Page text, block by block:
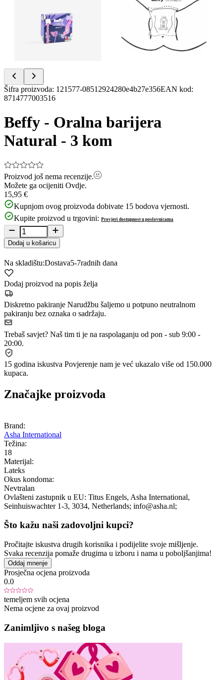
Item
1
2
Šifra proizvoda: 121577-08512924280e4b27e356EAN kod:
8714777003516
Beffy - Oralna barijera
Natural - 3 kom
Proizvod još nema recenzije.
Možete ga ocijeniti Ovdje.
15,95 €
Kupnjom ovog proizvoda dobivate 15 bodova vjernosti.
Kupite proizvod u trgovini: Provjeri dostupnost u poslovnicama
Dodaj u košaricu
Na skladištu:Dostava5-7radnih dana
Dodaj proizvod na popis želja
Diskretno pakiranje Narudžbu šaljemo u potpuno neutralnom
pakiranju bez oznaka o sadržaju.
Trebaš savjet? Naš tim ti je na raspolaganju od pon - sub 9:00 -
20:00.
15 godina iskustva Povjerenje nam je već ukazalo više od 150.000
kupaca.
Značajke proizvoda
Brand:
Asha International
Težina:
18
Materijal:
Lateks
Okus kondoma:
Nevtralan
Ovlašteni zastupnik u EU: Titus Engels, Asha International,
Seinhuiswachter 1-3, 3034, Netherlands; info@asha.nl;
Što kažu naši zadovoljni kupci?
Pročitajte iskustva drugih korisnika i podijelite svoje mišljenje.
Svaka recenzija pomaže drugima u izboru i nama u poboljšanjima!
Oddaj mnenje
Prosječna ocjena proizvoda
0.0
temeljem svih ocjena
Nema ocjene za ovaj proizvod
Zanimljivo s našeg bloga